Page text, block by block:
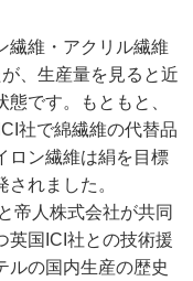
維・アクリル繊維
、生産量を見ると近
です。もともと、
社で綿繊維の代替品
ロン繊維は絹を目標
れました。
帝人株式会社が共同
英国ICI社との技術援
ルの国内生産の歴史